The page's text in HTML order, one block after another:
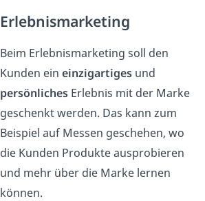
Erlebnismarketing
Beim Erlebnismarketing soll den
Kunden ein einzigartigesund
persönlichesErlebnis mit der Marke
geschenkt werden. Das kann zum
Beispiel auf Messen geschehen, wo
die Kunden Produkte ausprobieren
und mehr über die Marke lernen
können.